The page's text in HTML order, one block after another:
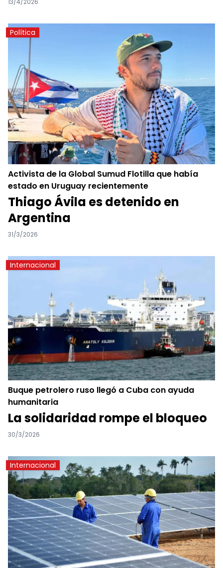
Política
Activista de la Global Sumud Flotilla que había
estado en Uruguay recientemente
Thiago Ávila es detenido en
Argentina
31/3/2026
Internacional
Buque petrolero ruso llegó a Cuba con ayuda
humanitaria
La solidaridad rompe el bloqueo
30/3/2026
Internacional